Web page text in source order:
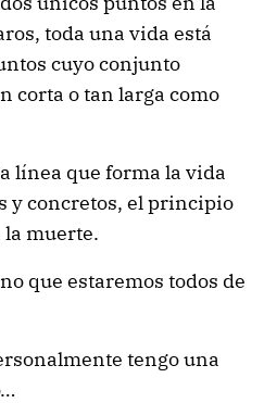
toda una vida está
cuyo conjunto
corta o tan larga como
línea que forma la vida
y concretos, el principio
muerte.
que estaremos todos de
tengo una